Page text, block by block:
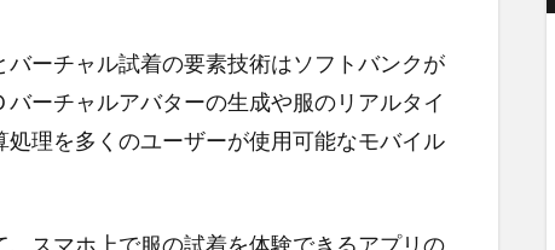
ーチャル試着の要素技術はソフトバンクが
ーチャルアバターの生成や服のリアルタイ
理を多くのユーザーが使用可能なモバイル
スマホ上で服の試着を体験できるアプリの